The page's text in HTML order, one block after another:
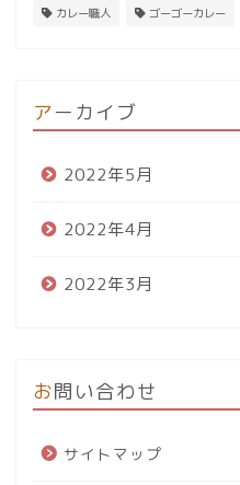
カレー職人 ゴーゴーカレー
アーカイブ
2022年5月
2022年4月
2022年3月
お問い合わせ
サイトマップ